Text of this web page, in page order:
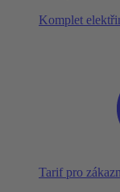
Komplet
Tarif pro